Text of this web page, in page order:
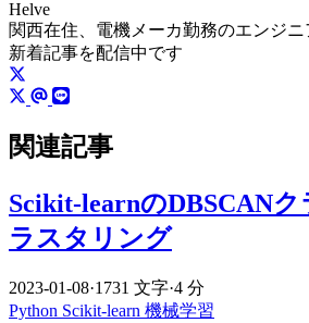
Helve
関西在住、電機メーカ勤務のエンジ
新着記事を配信中です
関連記事
Scikit-learnのDBSCAN
ラスタリング
2023-01-08·1731 文字·4 分
Python Scikit-learn 機械学習